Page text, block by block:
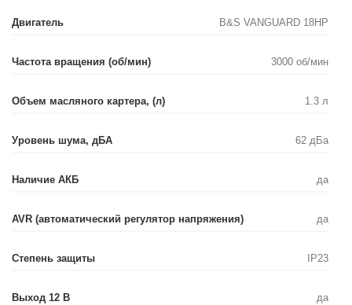
Двигатель B&S VANGUARD 18HP
Частота вращения (об/мин) 3000 об/мин
Объем масляного картера, (л) 1.3 л
Уровень шума, дБA 62 дБа
Наличие АКБ да
AVR (автоматический регулятор напряжения) да
Степень защиты IP23
Выход 12 В да